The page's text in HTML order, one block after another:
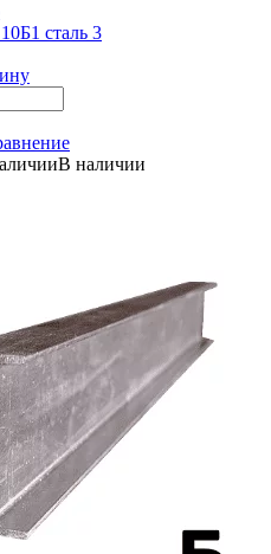
сталь 3
В наличии